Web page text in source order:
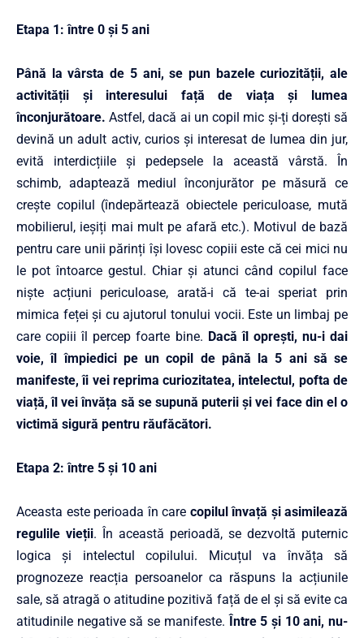
Etapa 1: între 0 și 5 ani
Până la vârsta de 5 ani, se pun bazele curiozității, ale
activității și interesului față de viața și lumea
înconjurătoare. Astfel, dacă ai un copil mic și-ți dorești să
devină un adult activ, curios și interesat de lumea din jur,
evită interdicțiile și pedepsele la această vârstă. În
schimb, adaptează mediul înconjurător pe măsură ce
crește copilul (îndepărtează obiectele periculoase, mută
mobilierul, ieșiți mai mult pe afară etc.). Motivul de bază
pentru care unii părinți își lovesc copiii este că cei mici nu
le pot întoarce gestul. Chiar și atunci când copilul face
niște acțiuni periculoase, arată-i că te-ai speriat prin
mimica feței și cu ajutorul tonului vocii. Este un limbaj pe
care copiii îl percep foarte bine. Dacă îl oprești, nu-i dai
voie, îl împiedici pe un copil de până la 5 ani să se
manifeste, îi vei reprima curiozitatea, intelectul, pofta de
viață, îl vei învăța să se supună puterii și vei face din el o
victimă sigură pentru răufăcători.
Etapa 2: între 5 și 10 ani
Aceasta este perioada în care copilul învață și asimilează
regulile vieții. În această perioadă, se dezvoltă puternic
logica și intelectul copilului. Micuțul va învăța să
prognozeze reacția persoanelor ca răspuns la acțiunile
sale, să atragă o atitudine pozitivă față de el și să evite ca
atitudinile negative să se manifeste. Între 5 și 10 ani, nu-